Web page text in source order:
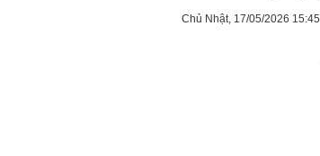
Chủ Nhật, 17/05/2026 15:45